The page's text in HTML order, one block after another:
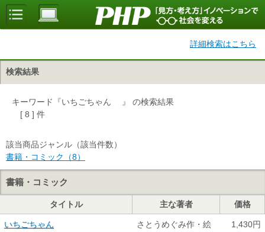
詳細検索はこちら
検索結果
キーワード『いちごちゃん 』 の検索結果
[ 8 ] 件
該当商品ジャンル（該当件数）
書籍・コミック（8）
書籍・コミック
タイトル 主な著者 価格
いちごちゃん さとうめぐみ作・絵 1,430円